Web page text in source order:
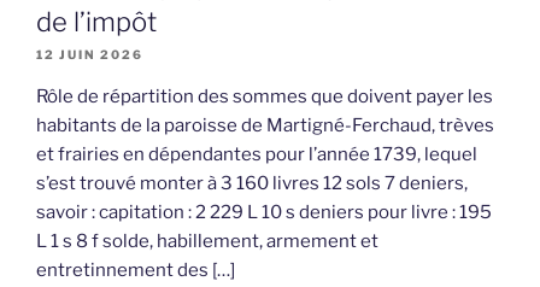
de l’impôt
12 JUIN 2026
Rôle de répartition des sommes que doivent payer les
habitants de la paroisse de Martigné-Ferchaud, trèves
et frairies en dépendantes pour l’année 1739, lequel
s’est trouvé monter à 3 160 livres 12 sols 7 deniers,
savoir : capitation : 2 229 L 10 s deniers pour livre : 195
L 1 s 8 f solde, habillement, armement et
entretinnement des […]